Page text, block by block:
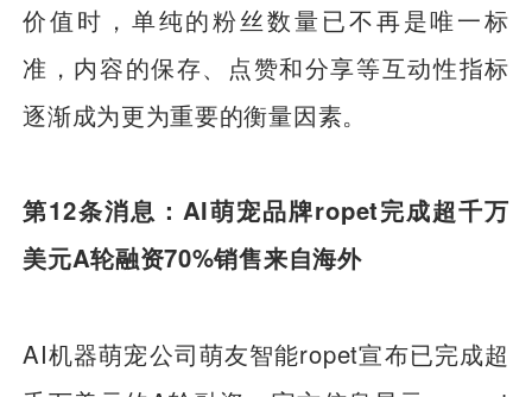
价值时，单纯的粉丝数量已不再是唯一标
准，内容的保存、点赞和分享等互动性指标
逐渐成为更为重要的衡量因素。
第12条消息：AI萌宠品牌ropet完成超千万
美元A轮融资70%销售来自海外
AI机器萌宠公司萌友智能ropet宣布已完成超